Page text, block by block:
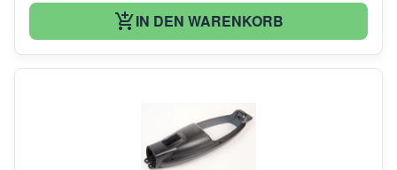
IN DEN WARENKORB